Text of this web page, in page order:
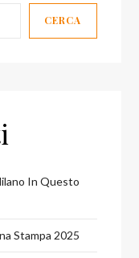
CERCA
In Questo
Stampa 2025